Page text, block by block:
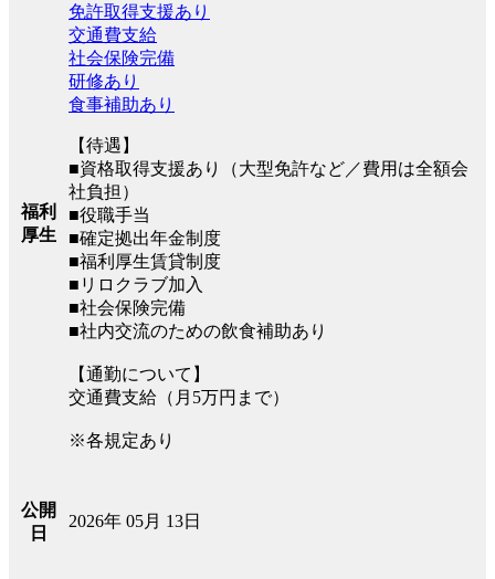
福利
厚生
免許取得支援あり
交通費支給
社会保険完備
研修あり
食事補助あり
【待遇】
■資格取得支援あり（大型免許など／費用は全額会
社負担）
■役職手当
■確定拠出年金制度
■福利厚生賃貸制度
■リロクラブ加入
■社会保険完備
■社内交流のための飲食補助あり
【通勤について】
交通費支給（月5万円まで）
※各規定あり
公開
日
2026年 05月 13日